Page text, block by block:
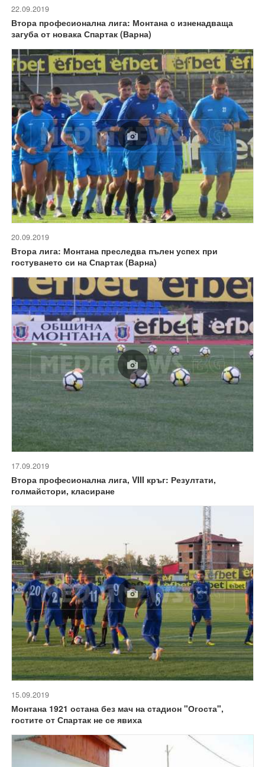
22.09.2019
Втора професионална лига: Монтана с изненадваща
загуба от новака Спартак (Варна)
20.09.2019
Втора лига: Монтана преследва пълен успех при
гостуването си на Спартак (Варна)
17.09.2019
Втора професионална лига, VIII кръг: Резултати,
голмайстори, класиране
15.09.2019
Монтана 1921 остана без мач на стадион "Огоста",
гостите от Спартак не се явиха